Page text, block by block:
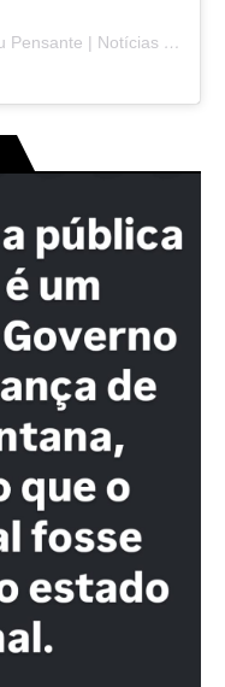
Um post compartilhado por Pirambu Pensante | Notícias & Entretenimento (@pirambupensante)